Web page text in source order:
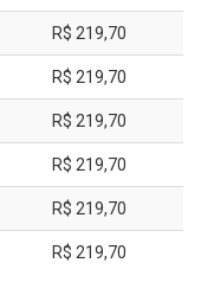
R$ 219,70
R$ 219,70
R$ 219,70
R$ 219,70
R$ 219,70
R$ 219,70